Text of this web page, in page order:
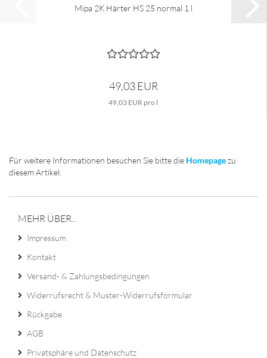
Mipa 2K Härter HS 25 normal 1 l
49,03 EUR
49,03 EUR pro l
Für weitere Informationen besuchen Sie bitte die Homepagezu
diesem Artikel.
MEHR ÜBER...
Impressum
Kontakt
Versand- & Zahlungsbedingungen
Widerrufsrecht & Muster-Widerrufsformular
Rückgabe
AGB
Privatsphäre und Datenschutz